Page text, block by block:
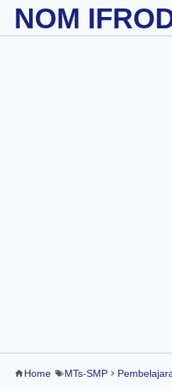
Skip to main
NOM
Home MTs-SMP